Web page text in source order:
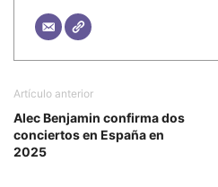
Artículo anterior
Alec Benjamin confirma dos
conciertos en España en
2025